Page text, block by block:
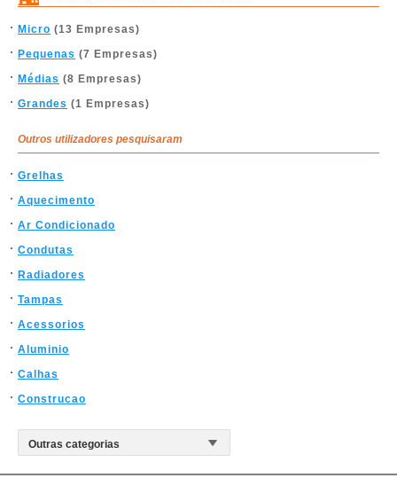
Micro (13 Empresas)
Pequenas (7 Empresas)
Médias (8 Empresas)
Grandes (1 Empresas)
Outros utilizadores pesquisaram
Grelhas
Aquecimento
Ar Condicionado
Condutas
Radiadores
Tampas
Acessorios
Aluminio
Calhas
Construcao